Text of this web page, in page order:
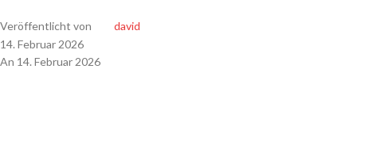
Veröffentlicht von
david
14. Februar 2026
An 14. Februar 2026